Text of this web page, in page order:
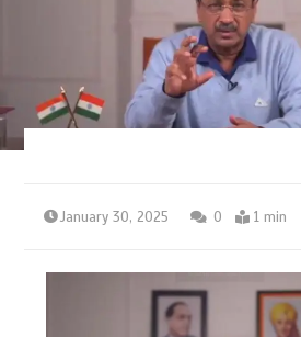
January 30, 2025 0 1 min